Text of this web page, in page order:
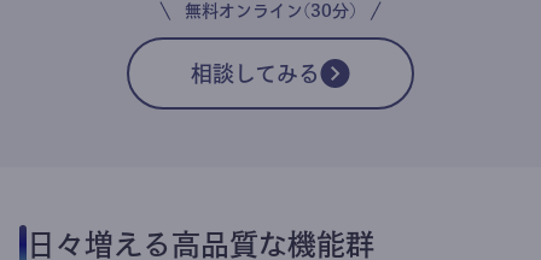
無料オンライン(30分)
相談してみる
日々増える高品質な機能群